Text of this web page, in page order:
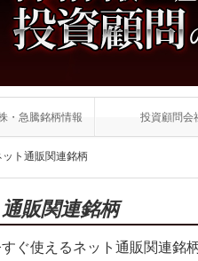
・急騰銘柄情報 投資顧問会
ット通販関連銘柄
販関連銘柄
ぐ使えるネット通販関連銘